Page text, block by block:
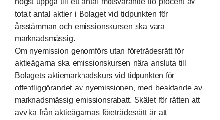
högst uppgå till ett antal motsvarande tio procent av
totalt antal aktier i Bolaget vid tidpunkten för
årsstämman och emissionskursen ska vara
marknadsmässig.
Om nyemission genomförs utan företrädesrätt för
aktieägarna ska emissionskursen nära ansluta till
Bolagets aktiemarknadskurs vid tidpunkten för
offentliggörandet av nyemissionen, med beaktande av
marknadsmässig emissionsrabatt. Skälet för rätten att
avvika från aktieägarnas företrädesrätt är att